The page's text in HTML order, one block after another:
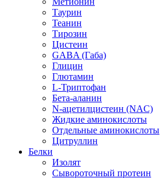
Таурин
Теанин
Тирозин
Цистеин
GABA (Габа)
Глицин
Глютамин
L-Триптофан
Бета-аланин
N-ацетилцистеин (NAC)
Жидкие аминокислоты
Отдельные аминокислоты
Цитруллин
Белки
Изолят
Сывороточный протеин